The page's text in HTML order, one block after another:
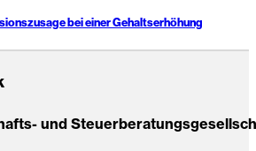
bei einer Gehaltserhöhung
und